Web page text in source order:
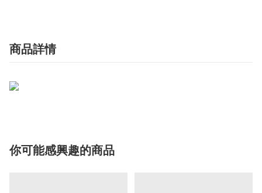
商品詳情
你可能感興趣的商品